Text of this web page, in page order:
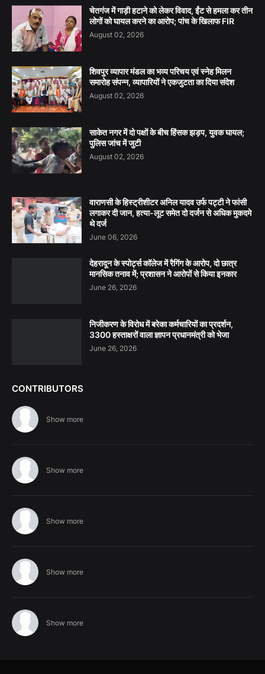
चेतगंज में गाड़ी हटाने को लेकर विवाद, ईंट से हमला कर तीन
लोगों को घायल करने का आरोप; पांच के खिलाफ FIR
August 02, 2026
शिवपुर व्यापार मंडल का भव्य परिचय एवं स्नेह मिलन
समारोह संपन्न, व्यापारियों ने एकजुटता का दिया संदेश
August 02, 2026
साकेत नगर में दो पक्षों के बीच हिंसक झड़प, युवक घायल;
पुलिस जांच में जुटी
August 02, 2026
वाराणसी के हिस्ट्रीशीटर अनिल यादव उर्फ पट्टी ने फांसी
लगाकर दी जान, हत्या-लूट समेत दो दर्जन से अधिक मुकदमे
थे दर्ज
June 06, 2026
देहरादून के स्पोर्ट्स कॉलेज में रैगिंग के आरोप, दो छात्र
मानसिक तनाव में; प्रशासन ने आरोपों से किया इनकार
June 26, 2026
निजीकरण के विरोध में बरेका कर्मचारियों का प्रदर्शन,
3300 हस्ताक्षरों वाला ज्ञापन प्रधानमंत्री को भेजा
June 26, 2026
CONTRIBUTORS
Show more
Show more
Show more
Show more
Show more